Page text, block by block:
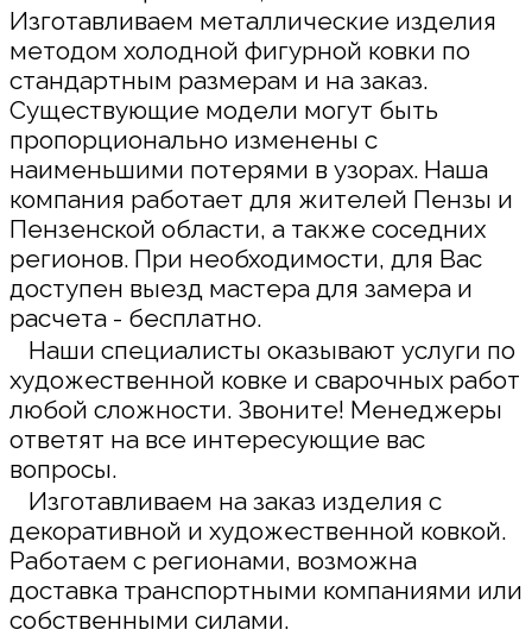
Изготавливаем металлические изделия
методом холодной фигурной ковки по
стандартным размерам и на заказ.
Существующие модели могут быть
пропорционально изменены с
наименьшими потерями в узорах. Наша
компания работает для жителей Пензы и
Пензенской области, а также соседних
регионов. При необходимости, для Вас
доступен выезд мастера для замера и
расчета - бесплатно.
Наши специалисты оказывают услуги по
художественной ковке и сварочных работ
любой сложности. Звоните! Менеджеры
ответят на все интересующие вас
вопросы.
Изготавливаем на заказ изделия с
декоративной и художественной ковкой.
Работаем с регионами, возможна
доставка транспортными компаниями или
собственными силами.